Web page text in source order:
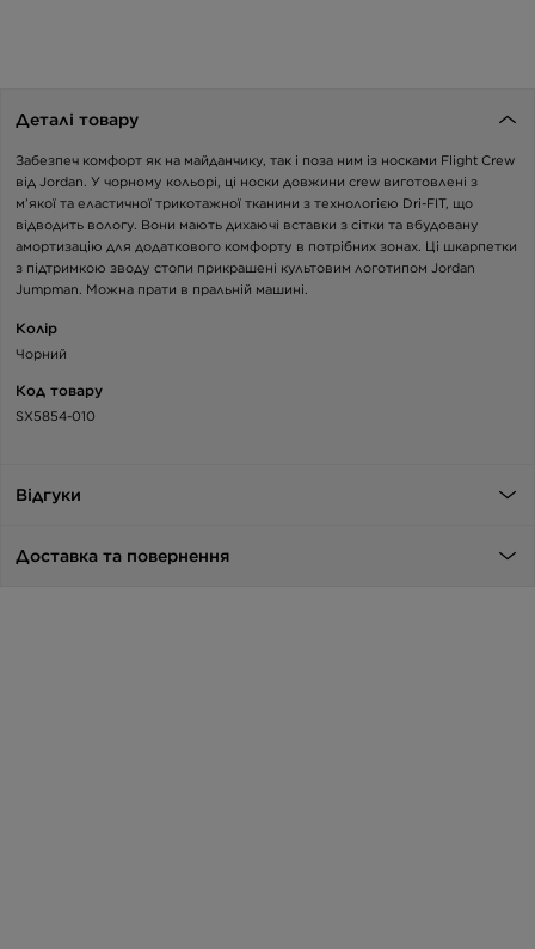
Деталі товару
Забезпеч комфорт як на майданчику, так і поза ним із носками Flight Crew
від Jordan. У чорному кольорі, ці носки довжини crew виготовлені з
м’якої та еластичної трикотажної тканини з технологією Dri-FIT, що
відводить вологу. Вони мають дихаючі вставки з сітки та вбудовану
амортизацію для додаткового комфорту в потрібних зонах. Ці шкарпетки
з підтримкою зводу стопи прикрашені культовим логотипом Jordan
Jumpman. Можна прати в пральній машині.
Колір
Чорний
Код товару
SX5854-010
Відгуки
Доставка та повернення